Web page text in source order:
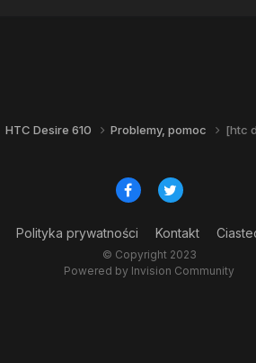
HTC Desire 610 Problemy, pomoc [htc
Polityka prywatności Kontakt
© Copyright 2023
Powered by Invision Community